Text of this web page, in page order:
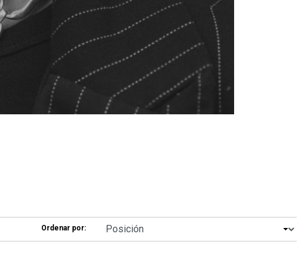
Ordenar por: